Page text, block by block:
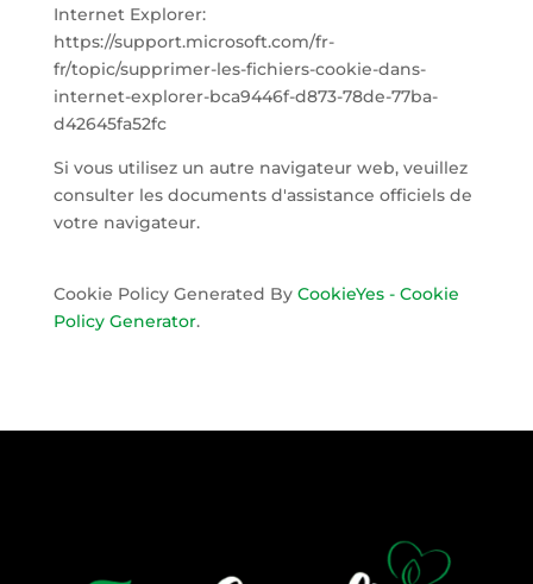
Internet Explorer:
https://support.microsoft.com/fr-
fr/topic/supprimer-les-fichiers-cookie-dans-
internet-explorer-bca9446f-d873-78de-77ba-
d42645fa52fc
Si vous utilisez un autre navigateur web, veuillez
consulter les documents d'assistance officiels de
votre navigateur.
Cookie Policy Generated By CookieYes - Cookie
Policy Generator.